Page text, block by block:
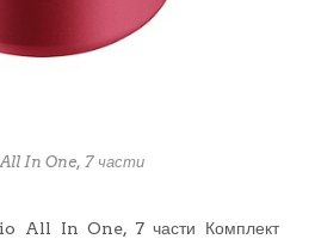
In One, 7 части
All In One, 7 части Комплект